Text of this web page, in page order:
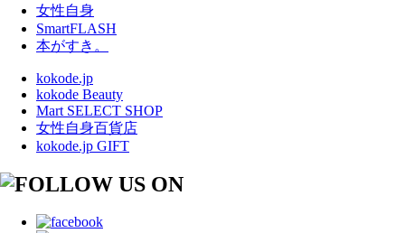
女性自身
SmartFLASH
本がすき。
kokode.jp
kokode Beauty
Mart SELECT SHOP
女性自身百貨店
kokode.jp GIFT